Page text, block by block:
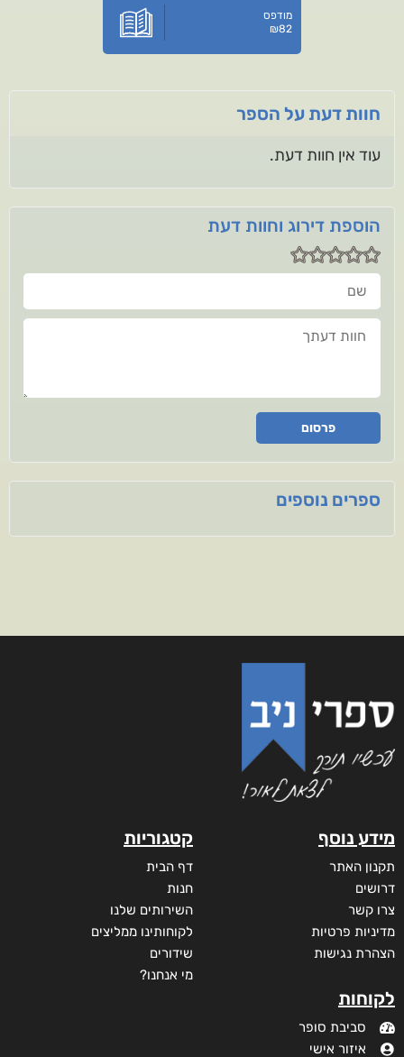
מודפס
₪82
חוות דעת על הספר
עוד אין חוות דעת.
הוספת דירוג וחוות דעת
שם
חוות דעתך
פרסום
ספרים נוספים
מידע נוסף
תקנון האתר
דרושים
צרו קשר
מדיניות פרטיות
הצהרת נגישות
לקוחות
סביבת סופר
איזור אישי
קטגוריות
דף הבית
חנות
השירותים שלנו
לקוחותינו ממליצים
שידורים
מי אנחנו?